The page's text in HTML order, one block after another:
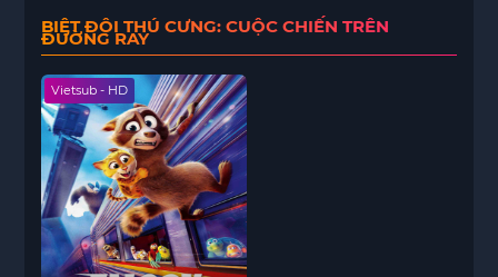
BIỆT ĐỘI THÚ CƯNG: CUỘC CHIẾN TRÊN
ĐƯỜNG RAY
Vietsub - HD